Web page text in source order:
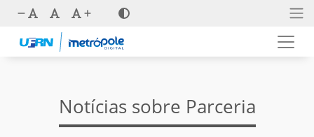
Notícias sobre Parceria